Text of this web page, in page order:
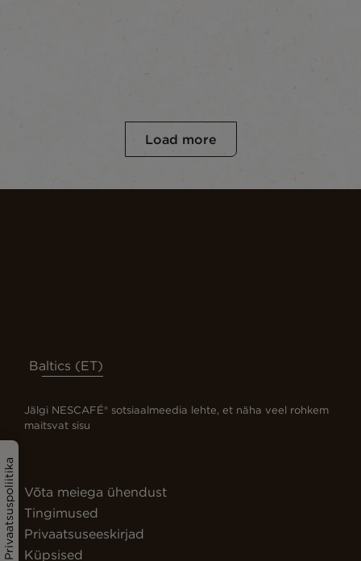
Load more
Privaatsuspoliitika
Baltics (ET)
Jälgi NESCAFÉ® sotsiaalmeedia lehte, et näha veel rohkem
maitsvat sisu
Võta meiega ühendust
Tingimused
Privaatsuseeskirjad
Küpsised